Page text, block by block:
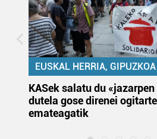
EUSKAL HERRIA, GIPUZKOA
KASek salatu du
dutela gose direnei
emateagatik